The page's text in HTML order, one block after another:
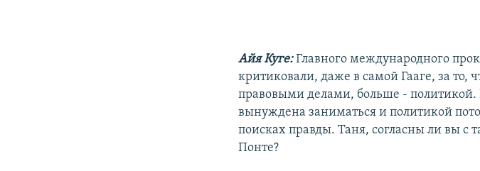
Айя Куге:Главного международного
критиковали, даже в самой Гааге, за то,
правовыми делами, больше - политикой.
вынуждена заниматься и политикой
поисках правды. Таня, согласны ли вы с
Понте?